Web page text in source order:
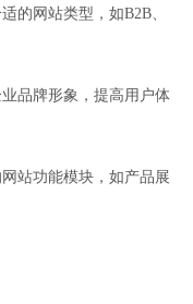
的网站类型，如B2B、
品牌形象，提高用户体
站功能模块，如产品展